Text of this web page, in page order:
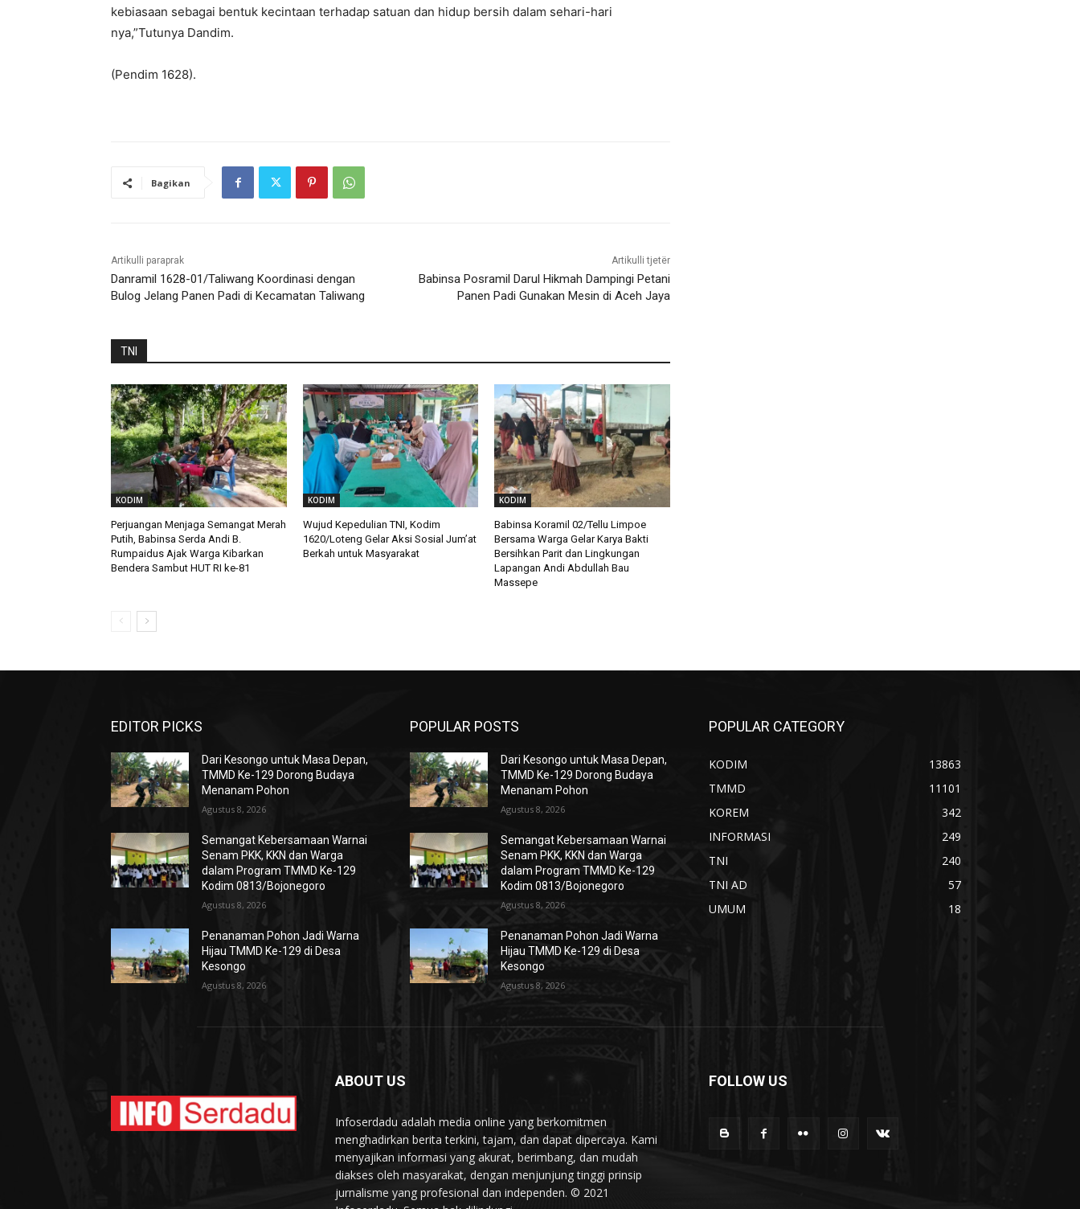
kebiasaan sebagai bentuk kecintaan terhadap satuan dan hidup bersih dalam sehari-hari
nya,”Tutunya Dandim.
(Pendim 1628).
Bagikan
Artikulli paraprak
Danramil 1628-01/Taliwang Koordinasi dengan
Bulog Jelang Panen Padi di Kecamatan Taliwang
Artikulli tjetër
Babinsa Posramil Darul Hikmah Dampingi Petani
Panen Padi Gunakan Mesin di Aceh Jaya
TNI
KODIM
Perjuangan Menjaga Semangat Merah
Putih, Babinsa Serda Andi B.
Rumpaidus Ajak Warga Kibarkan
Bendera Sambut HUT RI ke-81
KODIM
Wujud Kepedulian TNI, Kodim
1620/Loteng Gelar Aksi Sosial Jum’at
Berkah untuk Masyarakat
KODIM
Babinsa Koramil 02/Tellu Limpoe
Bersama Warga Gelar Karya Bakti
Bersihkan Parit dan Lingkungan
Lapangan Andi Abdullah Bau
Massepe
EDITOR PICKS
Dari Kesongo untuk Masa Depan,
TMMD Ke-129 Dorong Budaya
Menanam Pohon
Agustus 8, 2026
Semangat Kebersamaan Warnai
Senam PKK, KKN dan Warga
dalam Program TMMD Ke-129
Kodim 0813/Bojonegoro
Agustus 8, 2026
Penanaman Pohon Jadi Warna
Hijau TMMD Ke-129 di Desa
Kesongo
Agustus 8, 2026
POPULAR POSTS
Dari Kesongo untuk Masa Depan,
TMMD Ke-129 Dorong Budaya
Menanam Pohon
Agustus 8, 2026
Semangat Kebersamaan Warnai
Senam PKK, KKN dan Warga
dalam Program TMMD Ke-129
Kodim 0813/Bojonegoro
Agustus 8, 2026
Penanaman Pohon Jadi Warna
Hijau TMMD Ke-129 di Desa
Kesongo
Agustus 8, 2026
POPULAR CATEGORY
KODIM
13863
TMMD
11101
KOREM
342
INFORMASI
249
TNI
240
TNI AD
57
UMUM
18
ABOUT US
Infoserdadu adalah media online yang berkomitmen
menghadirkan berita terkini, tajam, dan dapat dipercaya. Kami
menyajikan informasi yang akurat, berimbang, dan mudah
diakses oleh masyarakat, dengan menjunjung tinggi prinsip
jurnalisme yang profesional dan independen. © 2021
FOLLOW US